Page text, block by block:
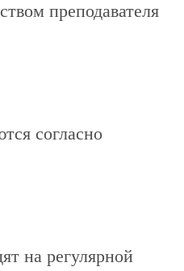
преподавателя
согласно
на регулярной